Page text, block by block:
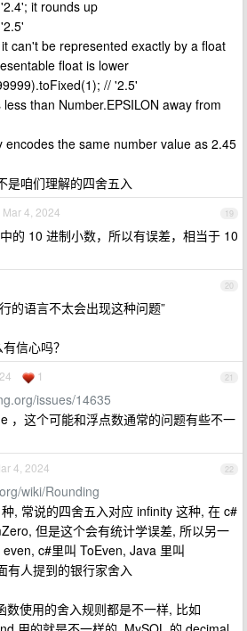
it rounds up
can't be represented exactly by a float
float is lower
// '2.5'
than Number.EPSILON away from
encodes the same number value as 2.45
是咱们理解的四舍五入
19
Mar 4, 2024
的 10 进制小数，所以有误差，相当于 10
20
的语言不太会出现这种问题”
信心吗？
21
1
issues/14635
，这个可能和浮点数通常的问题有些不一
22
4, 2024
wiki/Rounding
, 常说的四舍五入对应 infinity 这种, 在 c#
但是这个会有统计学误差, 所以另一
c#里叫 ToEven, Java 里叫
有人提到的银行家舍入
数使用的舍入规则都是不一样, 比如